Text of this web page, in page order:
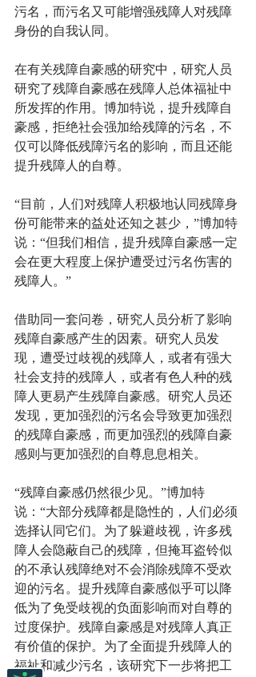
污名，而污名又可能增强残障人对残障
身份的自我认同。
在有关残障自豪感的研究中，研究人员
研究了残障自豪感在残障人总体福祉中
所发挥的作用。博加特说，提升残障自
豪感，拒绝社会强加给残障的污名，不
仅可以降低残障污名的影响，而且还能
提升残障人的自尊。
“目前，人们对残障人积极地认同残障身
份可能带来的益处还知之甚少，”博加特
说：“但我们相信，提升残障自豪感一定
会在更大程度上保护遭受过污名伤害的
残障人。”
借助同一套问卷，研究人员分析了影响
残障自豪感产生的因素。研究人员发
现，遭受过歧视的残障人，或者有强大
社会支持的残障人，或者有色人种的残
障人更易产生残障自豪感。研究人员还
发现，更加强烈的污名会导致更加强烈
的残障自豪感，而更加强烈的残障自豪
感则与更加强烈的自尊息息相关。
“残障自豪感仍然很少见。”博加特
说：“大部分残障都是隐性的，人们必须
选择认同它们。为了躲避歧视，许多残
障人会隐蔽自己的残障，但掩耳盗铃似
的不承认残障绝对不会消除残障不受欢
迎的污名。提升残障自豪感似乎可以降
低为了免受歧视的负面影响而对自尊的
过度保护。残障自豪感是对残障人真正
有价值的保护。为了全面提升残障人的
福祉和减少污名，该研究下一步将把工